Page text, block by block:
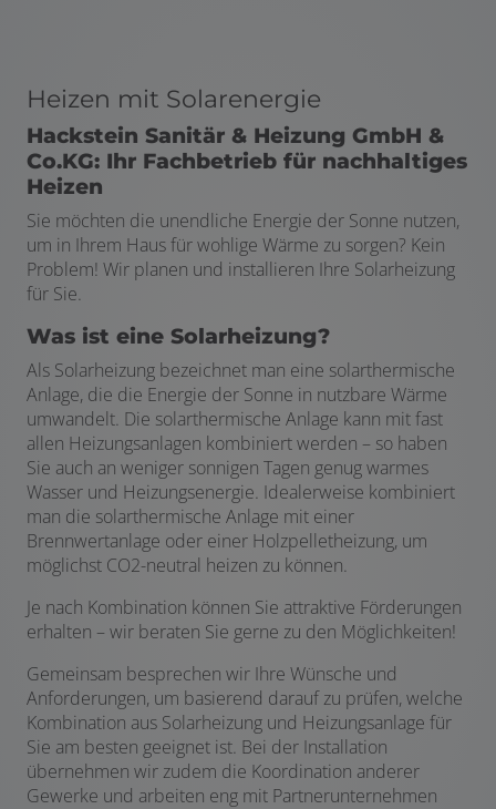
Heizen mit Solarenergie
Hackstein Sanitär & Heizung GmbH &
Co.KG: Ihr Fachbetrieb für nachhaltiges
Heizen
Sie möchten die unendliche Energie der Sonne nutzen,
um in Ihrem Haus für wohlige Wärme zu sorgen? Kein
Problem! Wir planen und installieren Ihre Solarheizung
für Sie.
Was ist eine Solarheizung?
Als Solarheizung bezeichnet man eine solarthermische
Anlage, die die Energie der Sonne in nutzbare Wärme
umwandelt. Die solarthermische Anlage kann mit fast
allen Heizungsanlagen kombiniert werden – so haben
Sie auch an weniger sonnigen Tagen genug warmes
Wasser und Heizungsenergie. Idealerweise kombiniert
man die solarthermische Anlage mit einer
Brennwertanlage oder einer Holzpelletheizung, um
möglichst CO2-neutral heizen zu können.
Je nach Kombination können Sie attraktive Förderungen
erhalten – wir beraten Sie gerne zu den Möglichkeiten!
Gemeinsam besprechen wir Ihre Wünsche und
Anforderungen, um basierend darauf zu prüfen, welche
Kombination aus Solarheizung und Heizungsanlage für
Sie am besten geeignet ist. Bei der Installation
übernehmen wir zudem die Koordination anderer
Gewerke und arbeiten eng mit Partnerunternehmen